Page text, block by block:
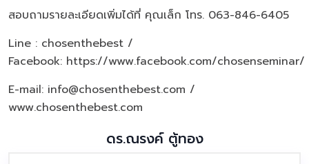
สอบถามรายละเอียดเพิ่มได้ที่ คุณเล็ก โทร. 063-846-6405
Line : chosenthebest /
Facebook: https://www.facebook.com/chosenseminar/
E-mail: info@chosenthebest.com /
www.chosenthebest.com
ดร.ณรงค์ ตู้ทอง